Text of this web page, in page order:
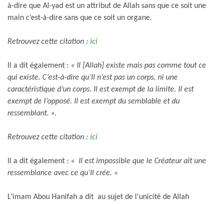
à-dire que Al-yad est un attribut de Allah sans que ce soit une
main c’est-à-dire sans que ce soit un organe.
Retrouvez cette citation : ici
Il a dit également : « Il [Allah] existe mais pas comme tout ce
qui existe. C’est-à-dire qu’Il n’est pas un corps, ni une
caractéristique d’un corps. Il est exempt de la limite. Il est
exempt de l’opposé. Il est exempt du semblable et du
ressemblant. ».
Retrouvez cette citation : ici
Il a dit également : « Il est impossible que le Créateur ait une
ressemblance avec ce qu’Il crée. »
L’imam Abou Hanifah a dit au sujet de l’unicité de Allah